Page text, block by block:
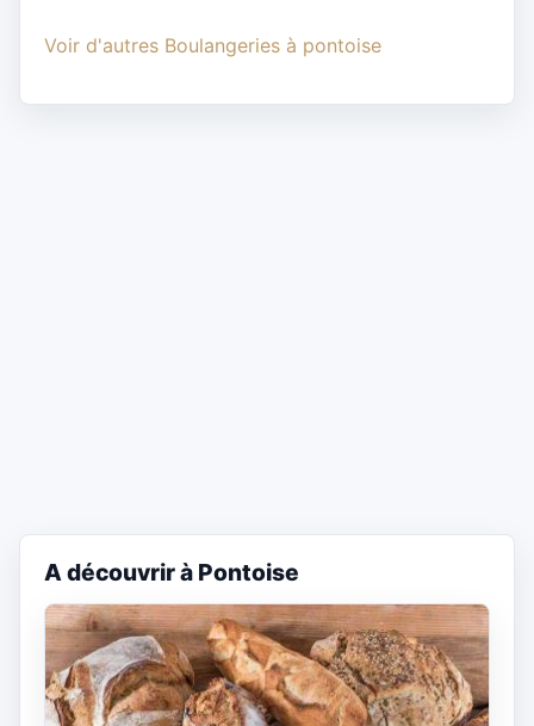
Voir d'autres Boulangeries à pontoise
A découvrir à Pontoise